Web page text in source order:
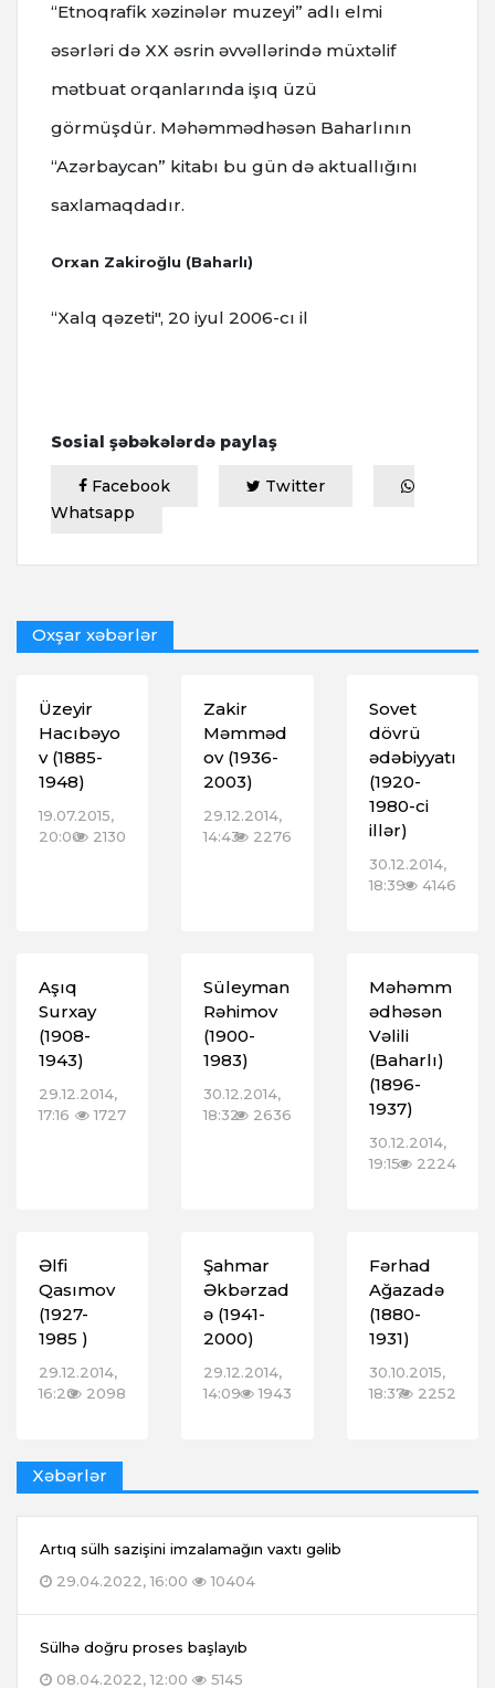
“Etnoqrafik xəzinələr muzeyi” adlı elmi
əsərləri də XX əsrin əvvəllərində müxtəlif
mətbuat orqanlarında işıq üzü
görmüşdür. Məhəmmədhəsən Baharlının
“Azərbaycan” kitabı bu gün də aktuallığını
saxlamaqdadır.
Orxan Zakiroğlu (Baharlı)
“Xalq qəzeti", 20 iyul 2006-cı il
Sosial şəbəkələrdə paylaş
Facebook
Twitter
Whatsapp
Oxşar xəbərlər
Üzeyir
Hacıbəyo
v (1885-
1948)
19.07.2015,
20:00
2130
Zakir
Məmməd
ov (1936-
2003)
29.12.2014,
14:43 2276
Sovet
dövrü
ədəbiyyatı
(1920-
1980-ci
illər)
30.12.2014,
18:39
4146
Aşıq
Surxay
(1908-
1943)
29.12.2014,
17:16
1727
Süleyman
Rəhimov
(1900-
1983)
30.12.2014,
18:32 2636
Məhəmm
ədhəsən
Vəlili
(Baharlı)
(1896-
1937)
30.12.2014,
19:15
2224
Əlfi
Qasımov
(1927-
1985 )
29.12.2014,
16:20
2098
Şahmar
Əkbərzad
ə (1941-
2000)
29.12.2014,
14:09
1943
Fərhad
Ağazadə
(1880-
1931)
30.10.2015,
18:37 2252
Xəbərlər
Artıq sülh sazişini imzalamağın vaxtı gəlib
29.04.2022, 16:00
10404
Sülhə doğru proses başlayıb
08.04.2022, 12:00
5145